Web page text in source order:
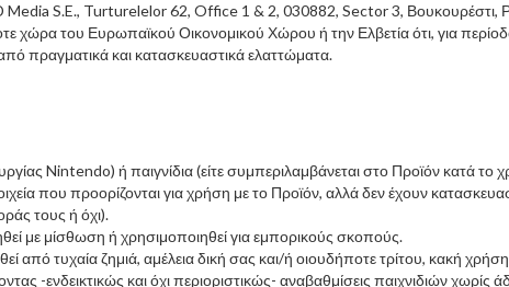
Media S.E., Turturelelor 62, Office 1 & 2, 030882, Sector 3, Βουκουρέστι,
χώρα του Ευρωπαϊκού Οικονομικού Χώρου ή την Ελβετία ότι, για
πραγματικά και κατασκευαστικά ελαττώματα.
Nintendo) ή παιγνίδια (είτε συμπεριλαμβάνεται στο Προϊόν κατά το
που προορίζονται για χρήση με το Προϊόν, αλλά δεν έχουν
τους ή όχι).
με μίσθωση ή χρησιμοποιηθεί για εμπορικούς σκοπούς.
τυχαία ζημιά, αμέλεια δική σας και/ή οιουδήποτε τρίτου, κακή
-ενδεικτικώς και όχι περιοριστικώς- αναβαθμίσεις παιχνιδιών